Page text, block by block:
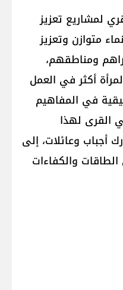
لمشاريع تعزيز
متوازن وتعزيز
ومناطقهم،
أكثر في العمل
في المفاهيم
القرى لهذا
أجباب وعائلات، إلى
والكفاءات